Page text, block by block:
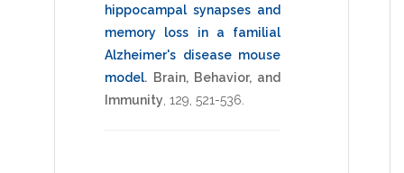
hippocampal synapses and
memory loss in a familial
Alzheimer's disease mouse
model. Brain, Behavior, and
Immunity 129 521-536